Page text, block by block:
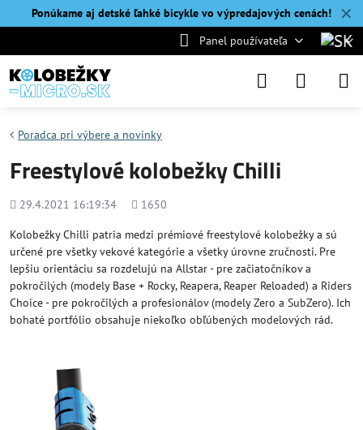
✕
Ponúkame aj detské ľahké bicykle vo výpredajových cenách!
Panel používateľa
Poradca pri výbere a novinky
Freestylové kolobežky Chilli
Pridané
29.4.2021 16:19:34
Počet
1650
Kolobežky Chilli patria medzi prémiové freestylové kolobežky a sú
určené pre všetky vekové kategórie a všetky úrovne zručnosti. Pre
lepšiu orientáciu sa rozdelujú na Allstar - pre začiatočníkov a
pokročilých (modely Base + Rocky, Reapera, Reaper Reloaded) a Riders
Choice - pre pokročilých a profesionálov (modely Zero a SubZero). Ich
bohaté portfólio obsahuje niekoľko obľúbených modelových rád.